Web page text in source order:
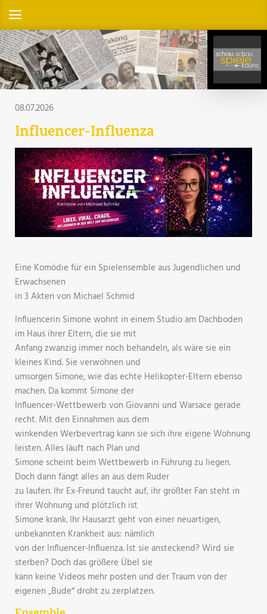
08.07.2026
Influencer-Influenza
Eine Komödie für ein Spielensemble aus Jugendlichen und
Erwachsenen
in 3 Akten von Michael Schmid
Influencerin Simone wohnt in einem Studio am Dachboden
im Haus ihrer Eltern, die sie mit
Anfang zwanzig immer noch behandeln, als wäre sie ein
kleines Kind. Sie verwöhnen und
umsorgen Simone, wie das echte Helikopter-Eltern ebenso
machen. Da kommt Simone der
Influencer-Wettbewerb von Giovanni und Warsace gerade
recht. Mit den Einnahmen aus dem
winkenden Werbevertrag kann sie sich ihre eigene Wohnung
leisten. Alles läuft nach Plan und
Simone scheint beim Wettbewerb in Führung zu liegen.
Doch dann fängt alles an aus dem Ruder
zu laufen. Ihr Ex-Freund taucht auf, ihr größter Fan steht in
ihrer Wohnung und plötzlich ist
Simone krank. Ihr Hausarzt geht von einer neuartigen,
unbekannten Krankheit aus: nämlich
von der Influencer-Influenza. Ist sie ansteckend? Wird sie
sterben? Doch das größere Übel sie
kann keine Videos mehr posten und der Traum von der
eigenen „Bude“ droht zu zerplatzen.